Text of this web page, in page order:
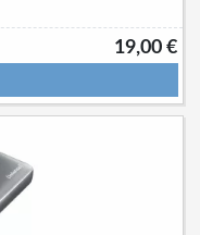
19,00 €